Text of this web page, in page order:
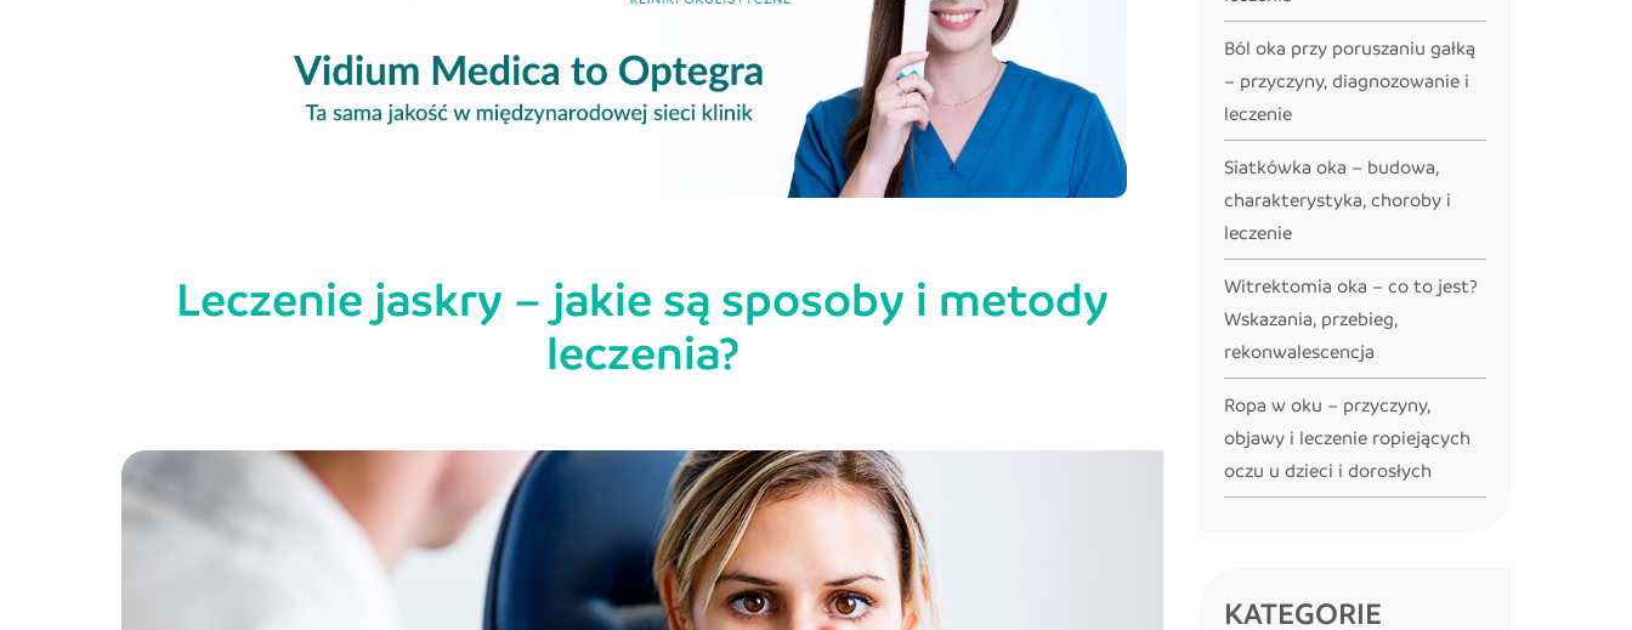
Leczenie jaskry – jakie są sposoby i metody
leczenia?
Ból oka przy poruszaniu gałką
– przyczyny, diagnozowanie i
leczenie
Siatkówka oka – budowa,
charakterystyka, choroby i
leczenie
Witrektomia oka – co to jest?
Wskazania, przebieg,
rekonwalescencja
Ropa w oku – przyczyny,
objawy i leczenie ropiejących
oczu u dzieci i dorosłych
KATEGORIE